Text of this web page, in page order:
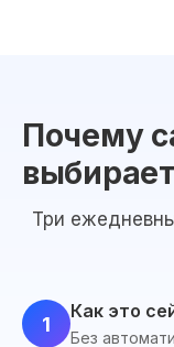
Почему
Три
1
Как это
Без